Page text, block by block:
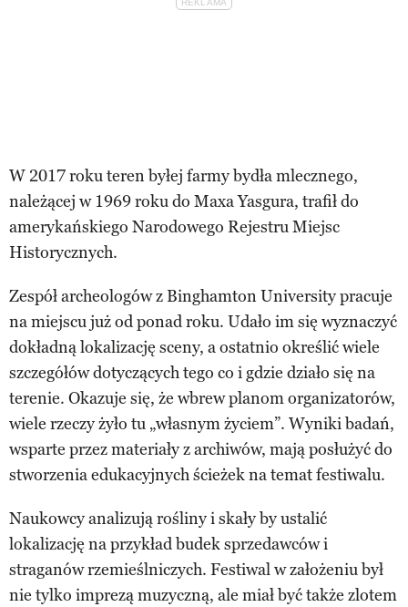
W 2017 roku teren byłej farmy bydła mlecznego,
należącej w 1969 roku do Maxa Yasgura, trafił do
amerykańskiego Narodowego Rejestru Miejsc
Historycznych.
Zespół archeologów z Binghamton University pracuje
na miejscu już od ponad roku. Udało im się wyznaczyć
dokładną lokalizację sceny, a ostatnio określić wiele
szczegółów dotyczących tego co i gdzie działo się na
terenie. Okazuje się, że wbrew planom organizatorów,
wiele rzeczy żyło tu „własnym życiem”. Wyniki badań,
wsparte przez materiały z archiwów, mają posłużyć do
stworzenia edukacyjnych ścieżek na temat festiwalu.
Naukowcy analizują rośliny i skały by ustalić
lokalizację na przykład budek sprzedawców i
straganów rzemieślniczych. Festiwal w założeniu był
nie tylko imprezą muzyczną, ale miał być także zlotem